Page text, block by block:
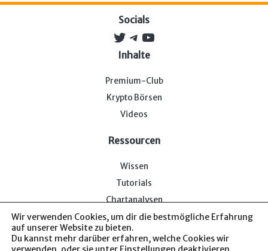
Socials
Twitter
Telegram
YouTube
Inhalte
Premium-Club
Krypto Börsen
Videos
Ressourcen
Wissen
Tutorials
Chartanalysen
Wir verwenden Cookies, um dir die bestmögliche Erfahrung
auf unserer Website zu bieten.
Du kannst mehr darüber erfahren, welche Cookies wir